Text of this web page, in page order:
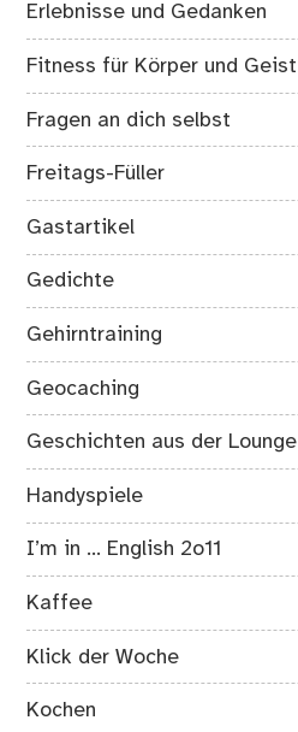
Erlebnisse und Gedanken
Fitness für Körper und Geist
Fragen an dich selbst
Freitags-Füller
Gastartikel
Gedichte
Gehirntraining
Geocaching
Geschichten aus der Lounge
Handyspiele
I’m in … English 2o11
Kaffee
Klick der Woche
Kochen